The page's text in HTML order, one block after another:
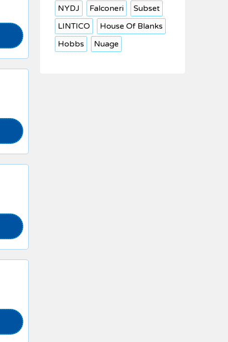
NYDJ
Falconeri
Subset
LINTICO
House Of Blanks
Hobbs
Nuage